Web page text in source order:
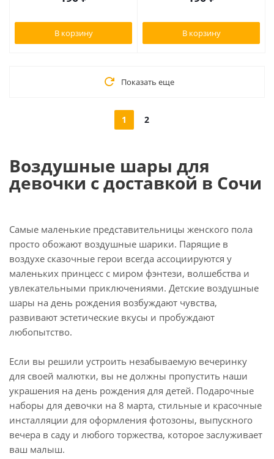
В корзину В корзину
Показать еще
1 2
Воздушные шары для
девочки с доставкой в Сочи
Самые маленькие представительницы женского пола
просто обожают воздушные шарики. Парящие в
воздухе сказочные герои всегда ассоциируются у
маленьких принцесс с миром фэнтези, волшебства и
увлекательными приключениями. Детские воздушные
шары на день рождения возбуждают чувства,
развивают эстетические вкусы и пробуждают
любопытство.
Если вы решили устроить незабываемую вечеринку
для своей малютки, вы не должны пропустить наши
украшения на день рождения для детей. Подарочные
наборы для девочки на 8 марта, стильные и красочные
инсталляции для оформления фотозоны, выпускного
вечера в саду и любого торжества, которое заслуживает
ваш малыш.